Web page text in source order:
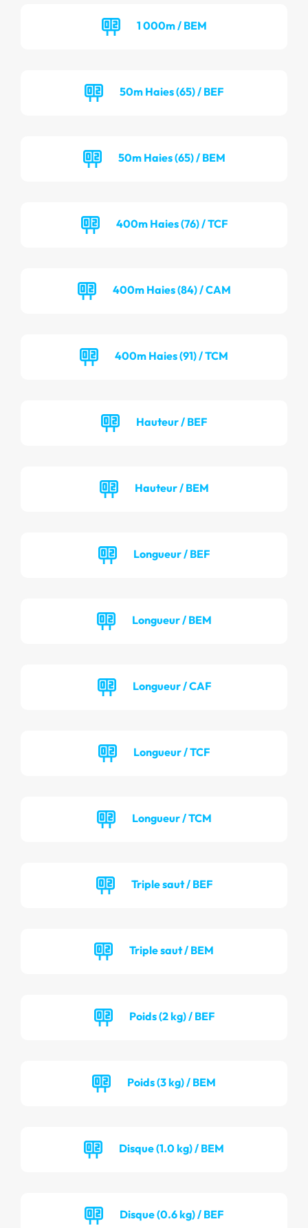
1 000m / BEM
50m Haies (65) / BEF
50m Haies (65) / BEM
400m Haies (76) / TCF
400m Haies (84) / CAM
400m Haies (91) / TCM
Hauteur / BEF
Hauteur / BEM
Longueur / BEF
Longueur / BEM
Longueur / CAF
Longueur / TCF
Longueur / TCM
Triple saut / BEF
Triple saut / BEM
Poids (2 kg) / BEF
Poids (3 kg) / BEM
Disque (1.0 kg) / BEM
Disque (0.6 kg) / BEF